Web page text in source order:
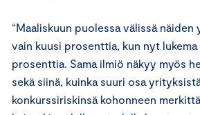
“Maaliskuun puolessa välissä
vain kuusi prosenttia, kun nyt lukema
prosenttia. Sama ilmiö näkyy myös
sekä siinä, kuinka suuri osa
konkurssiriskinsä kohonneen